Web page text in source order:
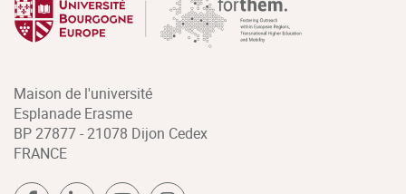
Maison de l'université
Esplanade Erasme
BP 27877 - 21078 Dijon Cedex
FRANCE